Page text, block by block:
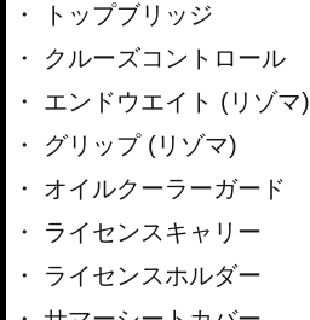
トップブリッジ
クルーズコントロール
エンドウエイト (リゾマ)
グリップ (リゾマ)
オイルクーラーガード
ライセンスキャリー
ライセンスホルダー